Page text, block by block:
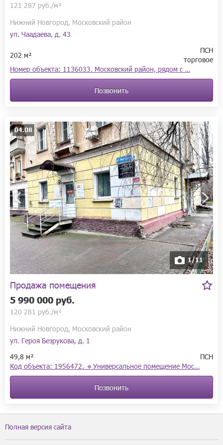
121 287 руб./м²
Нижний Новгород, Московский район
ул. Чаадаева, д. 43
202 м²
ПСН
торговое
Номер объекта: 1136033. Московский район, рядом с …
Позвонить
04.08
1/11
Продажа помещения
5 990 000 руб.
120 281 руб./м²
Нижний Новгород, Московский район
ул. Героя Безрукова, д. 1
49,8 м²
ПСН
Код объекта: 1956472. 🔹Универсальное помещение Мос…
Позвонить
Полная версия сайта